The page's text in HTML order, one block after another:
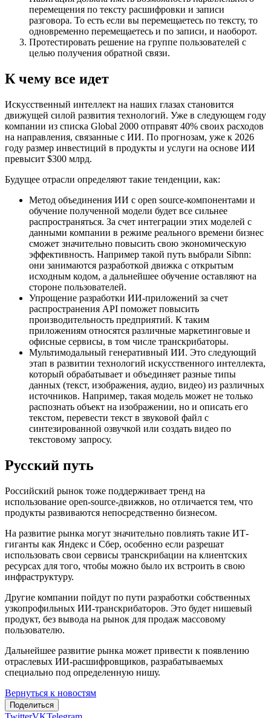
перемещения по тексту расшифровки и записи
разговора. То есть если вы перемещаетесь по тексту, то
одновременно перемещаетесь и по записи, и наоборот.
Протестировать решение на группе пользователей с
целью получения обратной связи.
К чему все идет
Искусственный интеллект на наших глазах становится
движущей силой развития технологий. Уже в следующем году
компании из списка Global 2000 отправят 40% своих расходов
на направления, связанные с ИИ. По прогнозам, уже к 2026
году размер инвестиций в продукты и услуги на основе ИИ
превысит $300 млрд.
Будущее отрасли определяют такие тенденции, как:
Метод объединения ИИ с open source-компонентами и
обучение полученной модели будет все сильнее
распространяться. За счет интеграции этих моделей с
данными компании в режиме реального времени бизнес
сможет значительно повысить свою экономическую
эффективность. Например такой путь выбрали Sibnn:
они занимаются разработкой движка с открытым
исходным кодом, а дальнейшее обучение оставляют на
стороне пользователей.
Упрощение разработки ИИ-приложений за счет
распространения API поможет повысить
производительность предприятий. К таким
приложениям относятся различные маркетинговые и
офисные сервисы, в том числе транскрибаторы.
Мультимодальный генеративный ИИ. Это следующий
этап в развитии технологий искусственного интеллекта,
который обрабатывает и объединяет разные типы
данных (текст, изображения, аудио, видео) из различных
источников. Например, такая модель может не только
распознать объект на изображении, но и описать его
текстом, перевести текст в звуковой файл с
синтезированной озвучкой или создать видео по
текстовому запросу.
Русский путь
Российский рынок тоже поддерживает тренд на
использование open-source-движков, но отличается тем, что
продукты развиваются непосредственно бизнесом.
На развитие рынка могут значительно повлиять такие ИТ-
гиганты как Яндекс и Сбер, особенно если разрешат
использовать свои сервисы транскрибации на клиентских
ресурсах для того, чтобы можно было их встроить в свою
инфраструктуру.
Другие компании пойдут по пути разработки собственных
узкопрофильных ИИ-транскрибаторов. Это будет нишевый
продукт, без вывода на рынок для продаж массовому
пользователю.
Дальнейшее развитие рынка может привести к появлению
отраслевых ИИ-расшифровщиков, разрабатываемых
специально под определенную нишу.
Вернуться к новостям
Поделиться